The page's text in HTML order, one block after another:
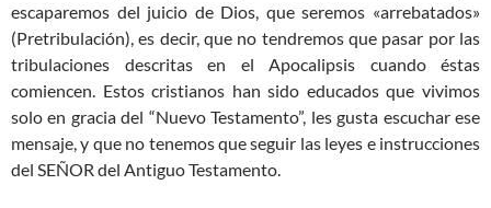
escaparemos del juicio de Dios, que seremos «arrebatados»
(Pretribulación), es decir, que no tendremos que pasar por las
tribulaciones descritas en el Apocalipsis cuando éstas
comiencen. Estos cristianos han sido educados que vivimos
solo en gracia del “Nuevo Testamento”, les gusta escuchar ese
mensaje, y que no tenemos que seguir las leyes e instrucciones
del SEÑOR del Antiguo Testamento.